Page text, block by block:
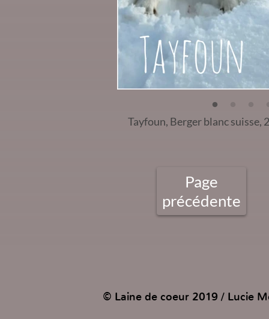
Tayfoun, Berger blanc suisse,
Page
précédente
© Laine de coeur 2019 / Lucie